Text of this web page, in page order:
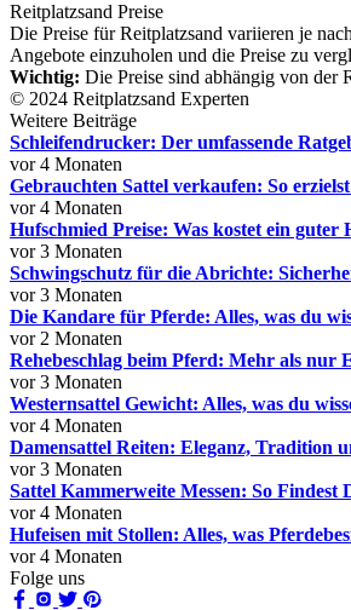
Reitplatzsand Preise
Die Preise für Reitplatzsand variieren je
Angebote einzuholen und die Preise zu
Wichtig: Die Preise sind abhängig von der
© 2024 Reitplatzsand Experten
Weitere Beiträge
Schleifendrucker: Der umfassende
vor 4 Monaten
Gebrauchten Sattel verkaufen: So
vor 4 Monaten
Hufschmied Preise: Was kostet ein guter
vor 3 Monaten
Schwingschutz für die Abrichte:
vor 3 Monaten
Die Kandare für Pferde: Alles, was du
vor 2 Monaten
Rehebeschlag beim Pferd: Mehr als nur
vor 3 Monaten
Westernsattel Gewicht: Alles, was du
vor 4 Monaten
Damensattel Reiten: Eleganz, Tradition
vor 3 Monaten
Sattel Kammerweite Messen: So
vor 4 Monaten
Hufeisen mit Stollen: Alles, was
vor 4 Monaten
Folge uns